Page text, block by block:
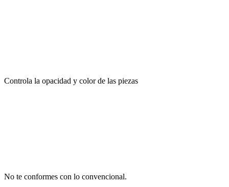
Controla la opacidad y color de las piezas​​
No te conformes con lo convencional​.